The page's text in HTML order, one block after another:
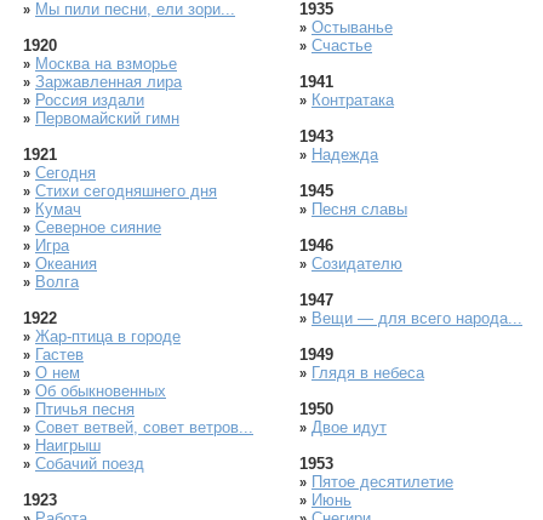
» Мы пили песни, ели зори...
1920
» Москва на взморье
» Заржавленная лира
» Россия издали
» Первомайский гимн
1921
» Сегодня
» Стихи сегодняшнего дня
» Кумач
» Северное сияние
» Игра
» Океания
» Волга
1922
» Жар-птица в городе
» Гастев
» О нем
» Об обыкновенных
» Птичья песня
» Совет ветвей, совет ветров...
» Наигрыш
» Собачий поезд
1923
1935
» Остыванье
» Счастье
1941
» Контратака
1943
» Надежда
1945
» Песня славы
1946
» Созидателю
1947
» Вещи — для всего народа...
1949
» Глядя в небеса
1950
» Двое идут
1953
» Пятое десятилетие
» Июнь